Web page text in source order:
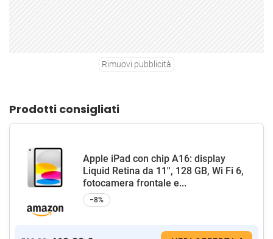
Rimuovi pubblicità
Prodotti consigliati
Apple iPad con chip A16: display
Liquid Retina da 11'', 128 GB, Wi Fi 6,
fotocamera frontale e...
−8%